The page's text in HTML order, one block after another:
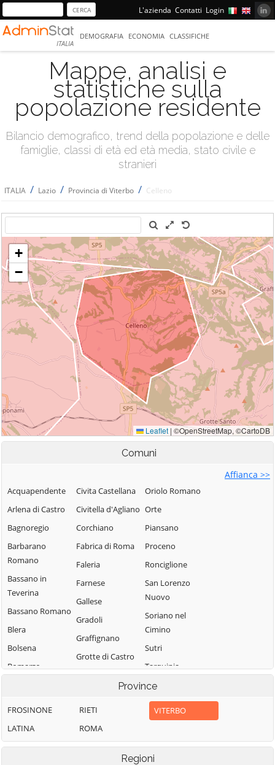
L'azienda Contatti Login
ITALIA
DEMOGRAFIA ECONOMIA CLASSIFICHE
Mappe, analisi e
statistiche sulla
popolazione residente
Bilancio demografico, trend della popolazione e delle
famiglie, classi di età ed età media, stato civile e
stranieri
ITALIA / Lazio / Provincia di Viterbo / Celleno
Comuni
Affianca >>
Acquapendente
Arlena di Castro
Bagnoregio
Barbarano
Romano
Bassano in
Teverina
Bassano Romano
Blera
Bolsena
Bomarzo
Capodimonte
Civita Castellana
Civitella d'Agliano
Corchiano
Fabrica di Roma
Faleria
Farnese
Gallese
Gradoli
Graffignano
Grotte di Castro
Ischia di Castro
Lubriano
Marta
Montalto di
Oriolo Romano
Orte
Piansano
Proceno
Ronciglione
San Lorenzo
Nuovo
Soriano nel
Cimino
Sutri
Tarquinia
Tessennano
Tuscania
Valentano
Vallerano
Vasanello
Province
FROSINONE
LATINA
RIETI
ROMA
VITERBO
Regioni